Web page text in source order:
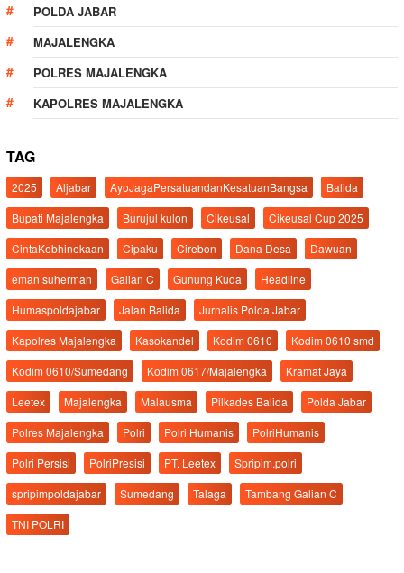
POLDA JABAR
MAJALENGKA
POLRES MAJALENGKA
KAPOLRES MAJALENGKA
TAG
2025 Aljabar AyoJagaPersatuandanKesatuanBangsa
Balida
Bupati Majalengka
Burujul kulon Cikeusal
Cikeusal Cup 2025
CintaKebhinekaan
Cipaku Cirebon Dana Desa
Dawuan
eman suherman
Galian C Gunung Kuda
Headline
Humaspoldajabar
Jalan Balida
Jurnalis Polda Jabar
Kapolres Majalengka
Kasokandel Kodim 0610
Kodim 0610 smd
Kodim 0610/Sumedang
Kodim 0617/Majalengka
Kramat Jaya
Leetex
Majalengka Malausma Pilkades Balida
Polda Jabar
Polres Majalengka
Polri Polri Humanis
PolriHumanis
Polri Persisi
PolriPresisi PT. Leetex
Spripim.polri
spripimpoldajabar
Sumedang Talaga
Tambang Galian C
TNI POLRI